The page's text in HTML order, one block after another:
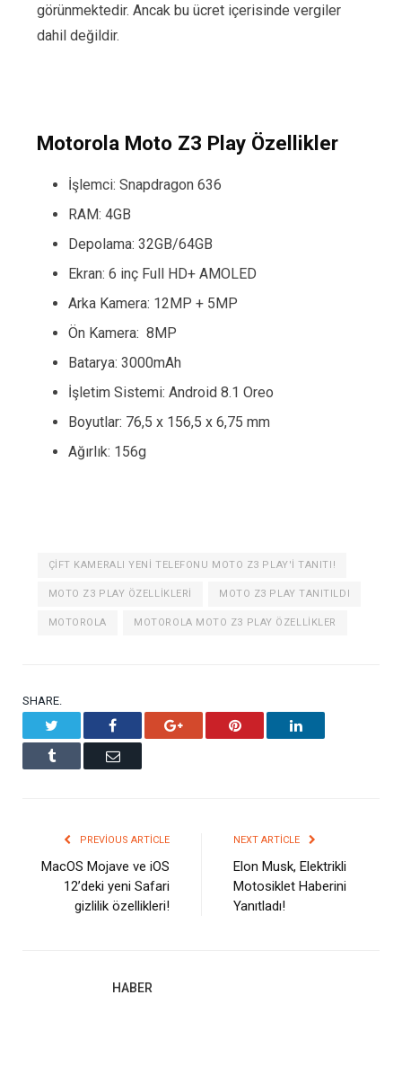
görünmektedir. Ancak bu ücret içerisinde vergiler
dahil değildir.
Motorola Moto Z3 Play Özellikler
İşlemci: Snapdragon 636
RAM: 4GB
Depolama: 32GB/64GB
Ekran: 6 inç Full HD+ AMOLED
Arka Kamera: 12MP + 5MP
Ön Kamera: 8MP
Batarya: 3000mAh
İşletim Sistemi: Android 8.1 Oreo
Boyutlar: 76,5 x 156,5 x 6,75 mm
Ağırlık: 156g
ÇIFT KAMERALI YENI TELEFONU MOTO Z3 PLAY'I TANITI!
MOTO Z3 PLAY ÖZELLIKLERI MOTO Z3 PLAY TANITILDI
MOTOROLA MOTOROLA MOTO Z3 PLAY ÖZELLIKLER
SHARE.
Facebook Google+ Pinterest LinkedIn
Tumblr Email
PREVIOUS ARTICLE
MacOS Mojave ve iOS
12’deki yeni Safari
gizlilik özellikleri!
NEXT ARTICLE
Elon Musk, Elektrikli
Motosiklet Haberini
Yanıtladı!
HABER